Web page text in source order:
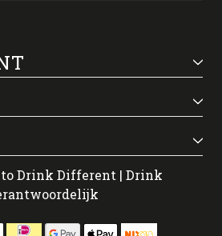
to Drink Different | Drink